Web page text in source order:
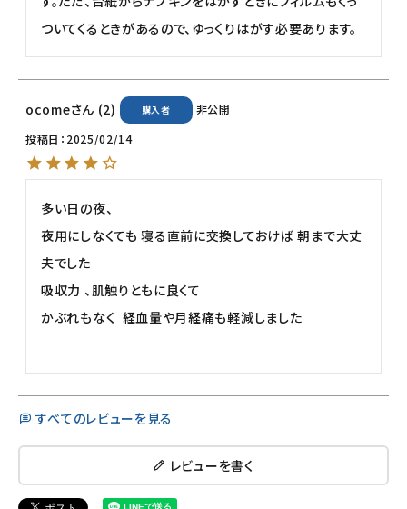
ログイン person 会員登録
ついてくるときがあるので、ゆっくりはがす必要あります。
ocome 2 購入者
非公開
投稿日
2025/02/14
多い日の夜、
夜用にしなくても 寝る直前に交換しておけば 朝まで大丈
夫でした
吸収力 、肌触りともに良くて
かぶれもなく  経血量や月経痛も軽減しました
すべてのレビューを見る
レビューを書く